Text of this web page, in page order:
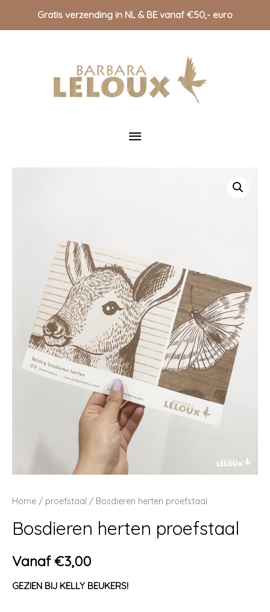
Gratis verzending in NL & BE vanaf €50,- euro
Hoofdmenu
Home / proefstaal / Bosdieren herten proefstaal
Bosdieren herten proefstaal
Vanaf €3,00
GEZIEN BIJ KELLY BEUKERS!